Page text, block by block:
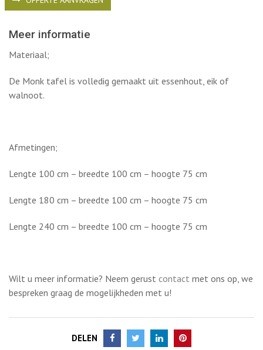
De Monk tafel is volledig gemaakt uit essenhout, eik of
Lengte 100 cm – breedte 100 cm – hoogte 75 cm
Lengte 240 cm – breedte 100 cm – hoogte 75 cm
Wilt u meer informatie? Neem gerustcontactmet ons op, we
Meer Alle